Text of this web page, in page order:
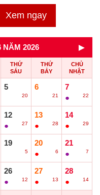
Xem ngay
NĂM 2026 ►
THỨ
SÁU
THỨ
BẢY
CHỦ
NHẬT
5
20
6
21
7
●
22
12
●
27
13
●
28
14
●
29
19
5
20
●
6
21
●
7
26
●
12
27
●
13
28
●
14